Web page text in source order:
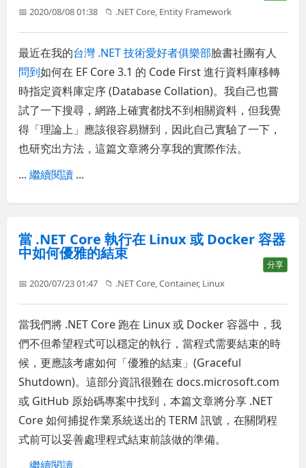
📅 2020/08/08 01:38 📁 .NET Core, Entity Framework
最近在我的台灣 .NET 技術愛好者俱樂部臉書社團有人
問到如何在 EF Core 3.1 的 Code First 進行資料庫移轉
時指定資料庫定序 (Database Collation)。我自己也嘗
試了一下搜尋，網路上確實都找不到相關資料，但我覺
得「理論上」應該很容易辦到，因此自己實驗了一下，
也研究出方法，這篇文章將分享我的實際作法。
...繼續閱讀 ...
當 .NET Core 執行在 Linux 或 Docker 容器
中如何優雅的結束
分享
📅 2020/07/23 01:47 📁 .NET Core,Container, Linux
當我們將 .NET Core 跑在 Linux 或 Docker 容器中，我
們不但希望程式可以穩定的執行，當程式需要結束的時
候，更應該考慮如何「優雅的結束」(Graceful
Shutdown)。這部分資訊很難在 docs.microsoft.com
或 GitHub 原始碼專案中找到，本篇文章將分享 .NET
Core 如何捕捉作業系統送出的 TERM 訊號，在關閉程
式前可以妥善處理程式結束前該做的準備。